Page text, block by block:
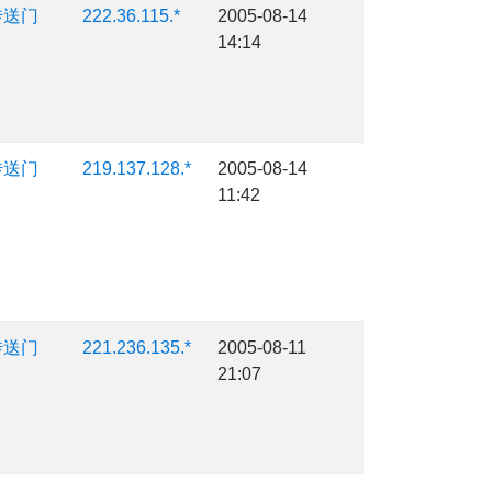
门 222.36.115.*
2005-08-14
14:14
门 219.137.128.*
2005-08-14
11:42
门 221.236.135.*
2005-08-11
21:07